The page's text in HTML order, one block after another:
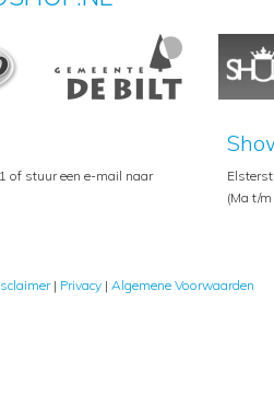
of stuur een e-mail naar
(Ma t/
| Privacy | Algemene Voorwaarden